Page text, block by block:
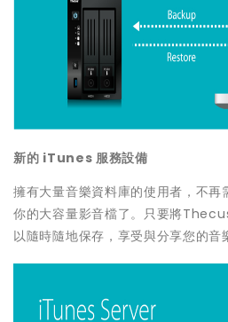
新的 iTunes服務設備
擁有大量音樂資料庫的使用者，不再
你的大容量影音檔了。只要將
以隨時隨地保存，享受與分享您的音